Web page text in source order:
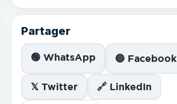
Partager
🟢 WhatsApp 🔵 Facebook
𝕏 Twitter 🔗 LinkedIn